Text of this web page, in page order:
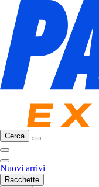
Cerca
Nuovi arrivi
Racchette